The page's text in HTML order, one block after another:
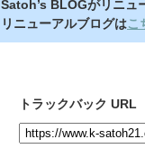
Satoh’s BLOGがリニュ
リニューアルブログはこ
トラックバック URL